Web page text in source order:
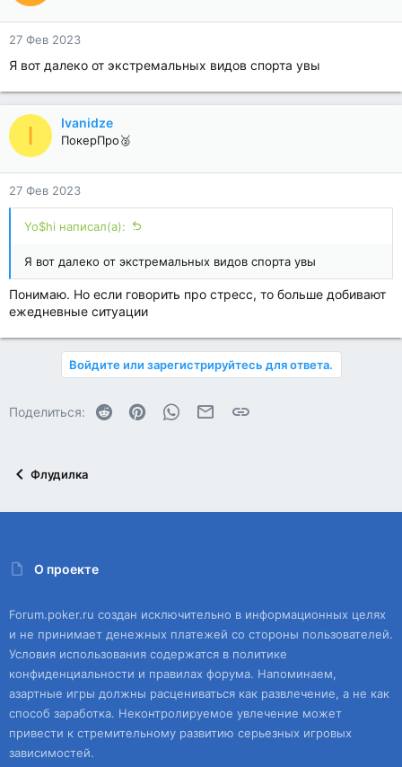
27 Фев 2023
Я вот далеко от экстремальных видов спорта увы
I Ivanidze
ПокерПро🥈
27 Фев 2023
Yo$hi написал(а):
Я вот далеко от экстремальных видов спорта увы
Понимаю. Но если говорить про стресс, то больше добивают
ежедневные ситуации
Войдите или зарегистрируйтесь для ответа.
Поделиться: Reddit PinterestWhatsAppЭлектронная почта
Ссылка
Флудилка
О проекте
Forum.poker.ru создан исключительно в информационных целях
и не принимает денежных платежей со стороны пользователей.
Условия использования содержатся в политике
конфиденциальности и правилах форума. Напоминаем,
азартные игры должны расцениваться как развлечение, а не как
способ заработка. Неконтролируемое увлечение может
привести к стремительному развитию серьезных игровых
зависимостей.